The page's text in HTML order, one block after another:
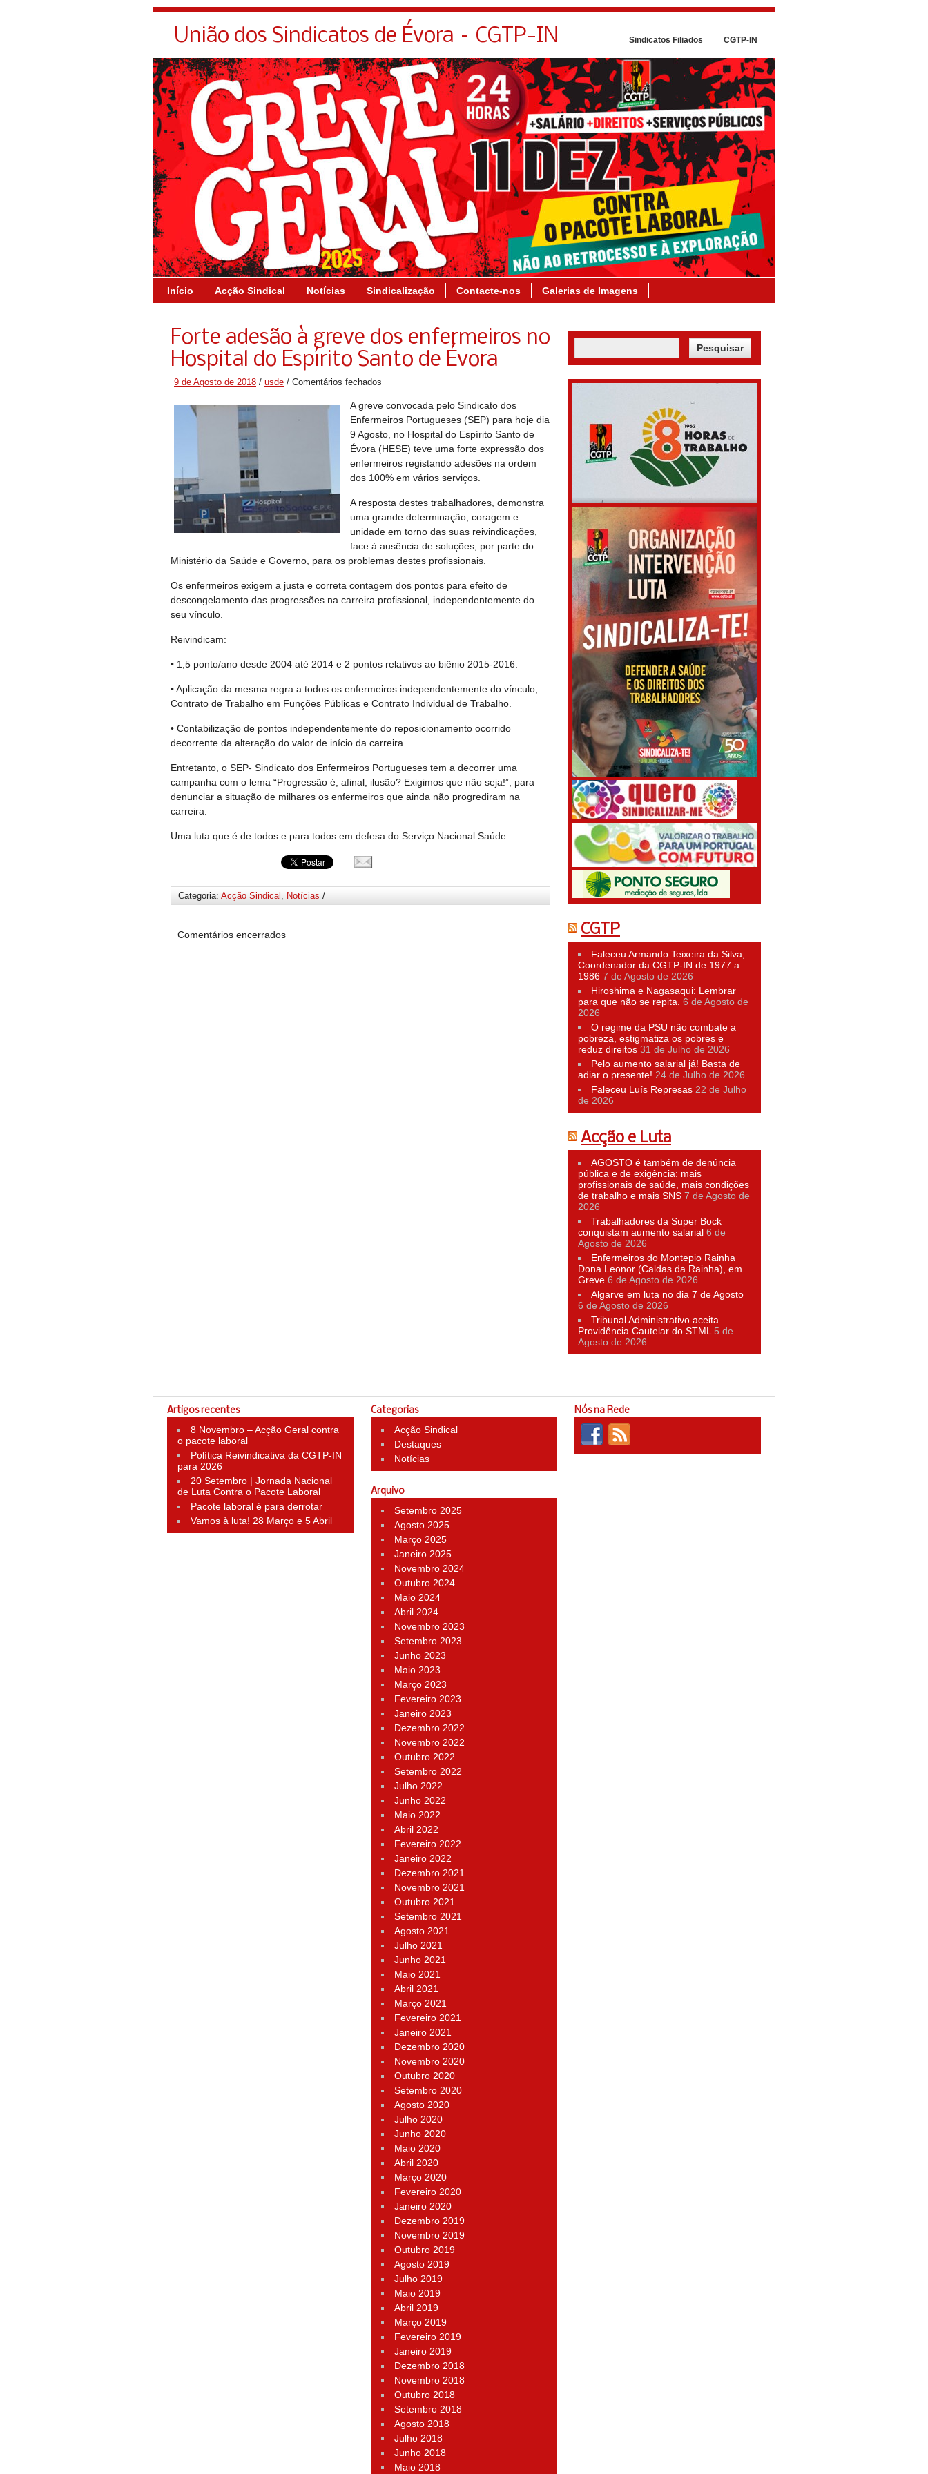
União dos Sindicatos de Évora – CGTP-IN Sindicatos Filiados CGTP-IN
Início Acção Sindical Notícias Sindicalização Contacte-nos Galerias de Imagens
Forte adesão à greve dos enfermeiros no
Hospital do Espírito Santo de Évora
9 de Agosto de 2018 / usde / Comentários fechados
A greve convocada pelo Sindicato dos
Enfermeiros Portugueses (SEP) para hoje dia
9 Agosto, no Hospital do Espírito Santo de
Évora (HESE) teve uma forte expressão dos
enfermeiros registando adesões na ordem
dos 100% em vários serviços.
A resposta destes trabalhadores, demonstra
uma grande determinação, coragem e
unidade em torno das suas reivindicações,
face à ausência de soluções, por parte do
Ministério da Saúde e Governo, para os problemas destes profissionais.
Os enfermeiros exigem a justa e correta contagem dos pontos para efeito de
descongelamento das progressões na carreira profissional, independentemente do
seu vínculo.
Reivindicam:
• 1,5 ponto/ano desde 2004 até 2014 e 2 pontos relativos ao biênio 2015-2016.
• Aplicação da mesma regra a todos os enfermeiros independentemente do vínculo,
Contrato de Trabalho em Funções Públicas e Contrato Individual de Trabalho.
• Contabilização de pontos independentemente do reposicionamento ocorrido
decorrente da alteração do valor de início da carreira.
Entretanto, o SEP- Sindicato dos Enfermeiros Portugueses tem a decorrer uma
campanha com o lema “Progressão é, afinal, ilusão? Exigimos que não seja!”, para
denunciar a situação de milhares os enfermeiros que ainda não progrediram na
carreira.
Uma luta que é de todos e para todos em defesa do Serviço Nacional Saúde.
Categoria: Acção Sindical , Notícias /
Comentários encerrados CGTP
Faleceu Armando Teixeira da Silva,
Coordenador da CGTP-IN de 1977 a
1986 7 de Agosto de 2026
Hiroshima e Nagasaqui: Lembrar
para que não se repita. 6 de Agosto de
2026
O regime da PSU não combate a
pobreza, estigmatiza os pobres e
reduz direitos 31 de Julho de 2026
Pelo aumento salarial já! Basta de
adiar o presente! 24 de Julho de 2026
Faleceu Luís Represas 22 de Julho
de 2026
Acção e Luta
AGOSTO é também de denúncia
pública e de exigência: mais
profissionais de saúde, mais condições
de trabalho e mais SNS 7 de Agosto de
2026
Trabalhadores da Super Bock
conquistam aumento salarial 6 de
Agosto de 2026
Enfermeiros do Montepio Rainha
Dona Leonor (Caldas da Rainha), em
Greve 6 de Agosto de 2026
Algarve em luta no dia 7 de Agosto
6 de Agosto de 2026
Tribunal Administrativo aceita
Providência Cautelar do STML 5 de
Agosto de 2026
Artigos recentes
8 Novembro – Acção Geral contra
o pacote laboral
Política Reivindicativa da CGTP-IN
para 2026
20 Setembro | Jornada Nacional
de Luta Contra o Pacote Laboral
Pacote laboral é para derrotar
Vamos à luta! 28 Março e 5 Abril
Nós na Rede
Categorias
Acção Sindical
Destaques
Notícias
Arquivo
Setembro 2025
Agosto 2025
Março 2025
Janeiro 2025
Novembro 2024
Outubro 2024
Maio 2024
Abril 2024
Novembro 2023
Setembro 2023
Junho 2023
Maio 2023
Março 2023
Fevereiro 2023
Janeiro 2023
Dezembro 2022
Novembro 2022
Outubro 2022
Setembro 2022
Julho 2022
Junho 2022
Maio 2022
Abril 2022
Fevereiro 2022
Janeiro 2022
Dezembro 2021
Novembro 2021
Outubro 2021
Setembro 2021
Agosto 2021
Julho 2021
Junho 2021
Maio 2021
Abril 2021
Março 2021
Fevereiro 2021
Janeiro 2021
Dezembro 2020
Novembro 2020
Outubro 2020
Setembro 2020
Agosto 2020
Julho 2020
Junho 2020
Maio 2020
Abril 2020
Março 2020
Fevereiro 2020
Janeiro 2020
Dezembro 2019
Novembro 2019
Outubro 2019
Agosto 2019
Julho 2019
Maio 2019
Abril 2019
Março 2019
Fevereiro 2019
Janeiro 2019
Dezembro 2018
Novembro 2018
Outubro 2018
Setembro 2018
Agosto 2018
Julho 2018
Junho 2018
Maio 2018